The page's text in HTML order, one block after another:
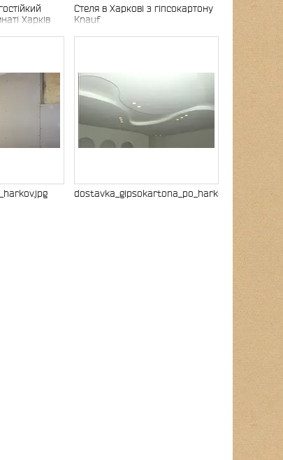
Харків
Стеля в Харкові з гіпсокартону
Knauf
dostavka_gipsokartona_po_harkovu.jpg